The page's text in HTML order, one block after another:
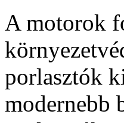
A motorok
porlasztók
modernebb